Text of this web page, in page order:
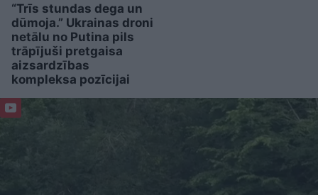
“Trīs stundas dega un
dūmoja.” Ukrainas droni
netālu no Putina pils
trāpījuši pretgaisa
aizsardzības
kompleksa pozīcijai